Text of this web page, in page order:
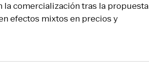
comercialización tras la propuesta
efectos mixtos en precios y